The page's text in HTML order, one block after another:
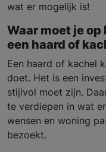
wat er mogelijk is!
Waar moet je
een haard of
Een haard of kachel
doet. Het is een
stijlvol moet zijn.
te verdiepen in wat
wensen en woning
bezoekt.